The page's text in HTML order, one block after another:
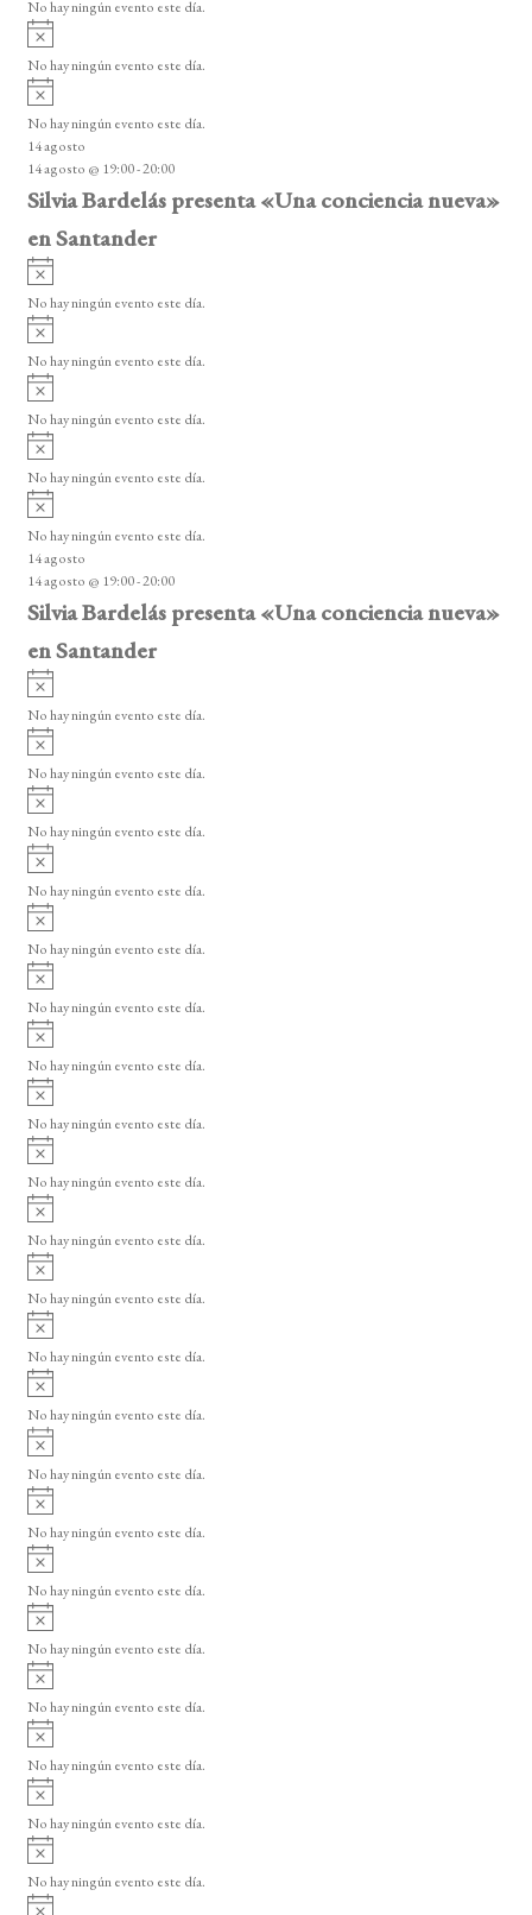
i
o
No hay ningún evento este día.
A
v
i
o
No hay ningún evento este día.
A
v
i
s
o
No hay ningún evento este día.
14 agosto
14 agosto @ 19:00-20:00
Silvia Bardelás presenta «Una conciencia nueva»
en Santander
A
v
i
o
No hay ningún evento este día.
A
v
i
o
No hay ningún evento este día.
A
v
i
o
No hay ningún evento este día.
A
v
i
o
No hay ningún evento este día.
A
v
i
s
o
No hay ningún evento este día.
14 agosto
14 agosto @ 19:00-20:00
Silvia Bardelás presenta «Una conciencia nueva»
en Santander
A
v
i
o
No hay ningún evento este día.
A
v
i
o
No hay ningún evento este día.
A
v
i
o
No hay ningún evento este día.
A
v
i
o
No hay ningún evento este día.
A
v
i
o
No hay ningún evento este día.
A
v
i
o
No hay ningún evento este día.
A
v
i
o
No hay ningún evento este día.
A
v
i
o
No hay ningún evento este día.
A
v
i
o
No hay ningún evento este día.
A
v
i
o
No hay ningún evento este día.
A
v
i
o
No hay ningún evento este día.
A
v
i
o
No hay ningún evento este día.
A
v
i
o
No hay ningún evento este día.
A
v
i
o
No hay ningún evento este día.
A
v
i
o
No hay ningún evento este día.
A
v
i
o
No hay ningún evento este día.
A
v
i
o
No hay ningún evento este día.
A
v
i
o
No hay ningún evento este día.
A
v
i
o
No hay ningún evento este día.
A
v
i
o
No hay ningún evento este día.
A
v
i
No hay ningún evento este día.
A